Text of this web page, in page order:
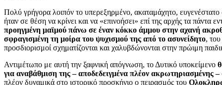
Πολύ γρήγορα λοιπόν το υπερεξηρμένο, ακαταμάχητο,
ήταν σε θέση να κρίνει και να «επινοήσει» επί της αρχής τα πάντα
προηγμένη μαϊμού πάνω σε έναν κόκκο άμμου στην αχανή
σφραγισμένη τη μοίρα του ψυχισμού της από το ασυνείδητο, του
προσδιορισμοί σχηματίζονται και χαλυβδώνονται στην πρώιμη
Αντιμέτωπο με αυτή την ξαφνική απόγνωση, το Δυτικό υποκείμενο
για αναβάθμιση της – αποδεδειγμένα πλέον ακρωτηριασμένης
πλέον δυναμικά στο ιστορικό προσκήνιο ο πειρασμός του